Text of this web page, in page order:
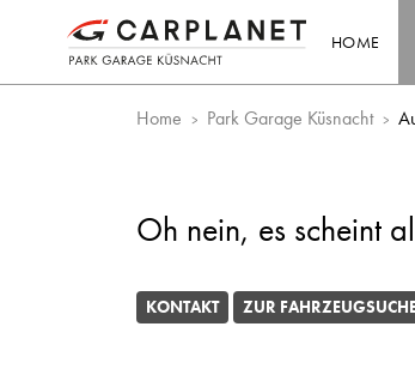
HOME
Home Park Garage Küsnacht
Oh nein, es scheint
KONTAKT ZUR